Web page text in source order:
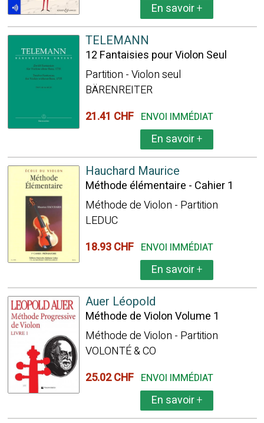
En savoir+
TELEMANN
12 Fantaisies pour Violon Seul
Partition - Violon seul
BÄRENREITER
21.41 CHF ENVOI IMMÉDIAT
En savoir+
Hauchard Maurice
Méthode élémentaire - Cahier 1
Méthode de Violon - Partition
LEDUC
18.93 CHF ENVOI IMMÉDIAT
En savoir+
Auer Léopold
Méthode de Violon Volume 1
Méthode de Violon - Partition
VOLONTÉ & CO
25.02 CHF ENVOI IMMÉDIAT
En savoir+